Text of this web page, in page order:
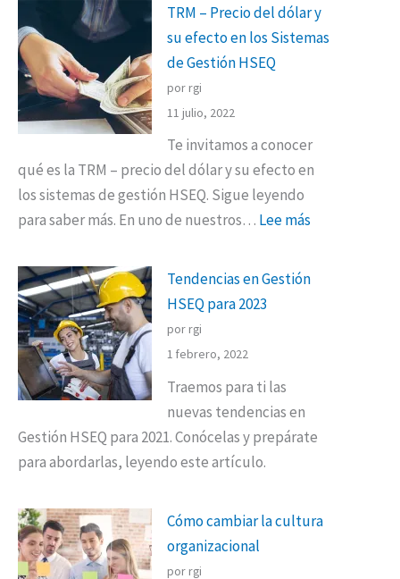
TRM – Precio del dólar y
su efecto en los Sistemas
de Gestión HSEQ
por rgi
11 julio, 2022
Te invitamos a conocer
qué es la TRM – precio del dólar y su efecto en
los sistemas de gestión HSEQ. Sigue leyendo
para saber más. En uno de nuestros… Lee más
Tendencias en Gestión
HSEQ para 2023
por rgi
1 febrero, 2022
Traemos para ti las
nuevas tendencias en
Gestión HSEQ para 2021. Conócelas y prepárate
para abordarlas, leyendo este artículo.
Cómo cambiar la cultura
organizacional
por rgi